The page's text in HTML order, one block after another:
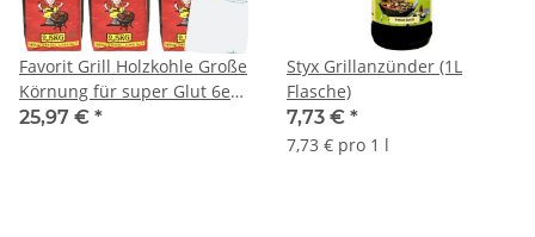
Favorit Grill Holzkohle Große
Körnung für super Glut 6er
Pack (6x2,5kg) + usy Block
25,97 € *
Styx Grillanzünder (1L
Flasche)
7,73 € *
7,73 € pro 1 l